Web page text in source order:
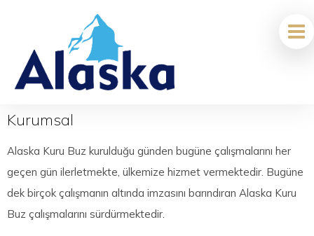
Kurumsal
Alaska Kuru Buz kurulduğu günden bugüne çalışmalarını her
geçen gün ilerletmekte, ülkemize hizmet vermektedir. Bugüne
dek birçok çalışmanın altında imzasını barındıran Alaska Kuru
Buz çalışmalarını sürdürmektedir.